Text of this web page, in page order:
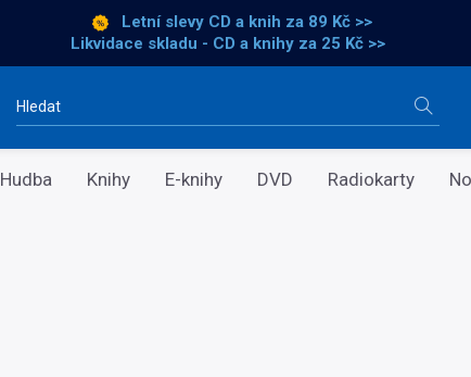
Letní slevy CD a knih za 89 Kč >>
Likvidace skladu - CD a knihy za 25 Kč >>
Vyhledávání
Hudba Knihy E-knihy DVD Radiokarty